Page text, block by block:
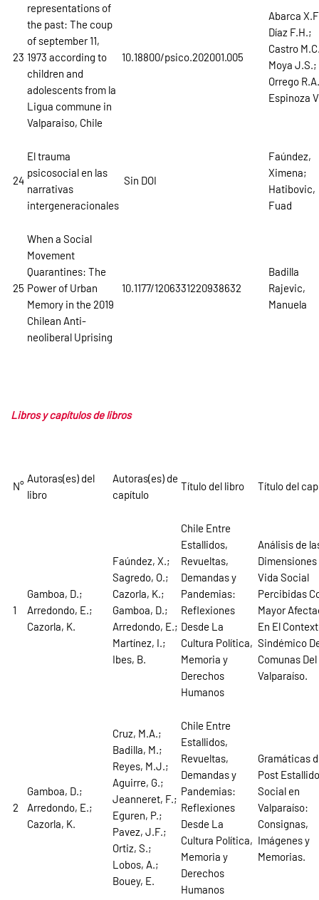
23
representations of
the past: The coup
of september 11,
1973 according to
children and
adolescents from la
Ligua commune in
Valparaiso, Chile
10.18800/psico.202001.005
Abarca
Díaz F.H.;
Castro
Moya J.S.;
Orrego
Espinoza
24
El trauma
psicosocial en las
narrativas
intergeneracionales
Sin DOI
Faúndez,
Ximena;
Hatibovic,
Fuad
25
When a Social
Movement
Quarantines: The
Power of Urban
Memory in the 2019
Chilean Anti-
neoliberal Uprising
10.1177/1206331220938632
Badilla
Rajevic,
Manuela
Libros y capítulos de libros
N°
Autoras(es) del
libro
Autoras(es) de
capítulo
Título del libro Título del
1
Gamboa, D.;
Arredondo, E.;
Cazorla, K.
Faúndez, X.;
Sagredo, O.;
Cazorla, K.;
Gamboa, D.;
Arredondo, E.;
Martínez, I.;
Ibes, B.
Chile Entre
Estallidos,
Revueltas,
Demandas y
Pandemias:
Reflexiones
Desde La
Cultura Política,
Memoria y
Derechos
Humanos
Análisis de
Dimensiones
Vida Social
Percibidas
Mayor
En El
Sindémico
Comunas Del
Valparaíso.
2
Gamboa, D.;
Arredondo, E.;
Cazorla, K.
Cruz, M.A.;
Badilla, M.;
Reyes, M.J.;
Aguirre, G.;
Jeanneret, F.;
Eguren, P.;
Pavez, J.F.;
Ortiz, S.;
Lobos, A.;
Bouey, E.
Chile Entre
Estallidos,
Revueltas,
Demandas y
Pandemias:
Reflexiones
Desde La
Cultura Política,
Memoria y
Derechos
Humanos
Gramáticas
Post Estallido
Social en
Valparaíso:
Consignas,
Imágenes y
Memorias.